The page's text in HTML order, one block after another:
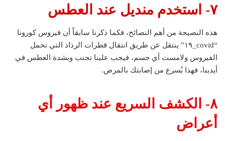
٧- استخدم منديل عند العطس
هذه النصيحة من أهم النصائح، فكما ذكرنا سابقاً أن فيروس كورونا
“covid_١٩” ينتقل عن طريق انتقال قطرات الرذاذ التي تحمل
الفيروس ولامست أي جسم، فيجب علينا تجنب وبشدة العطس في
أيدينا، فهذا يُسرع من إصابتك بالمرض.
٨- الكشف السريع عند ظهور أي
أعراض